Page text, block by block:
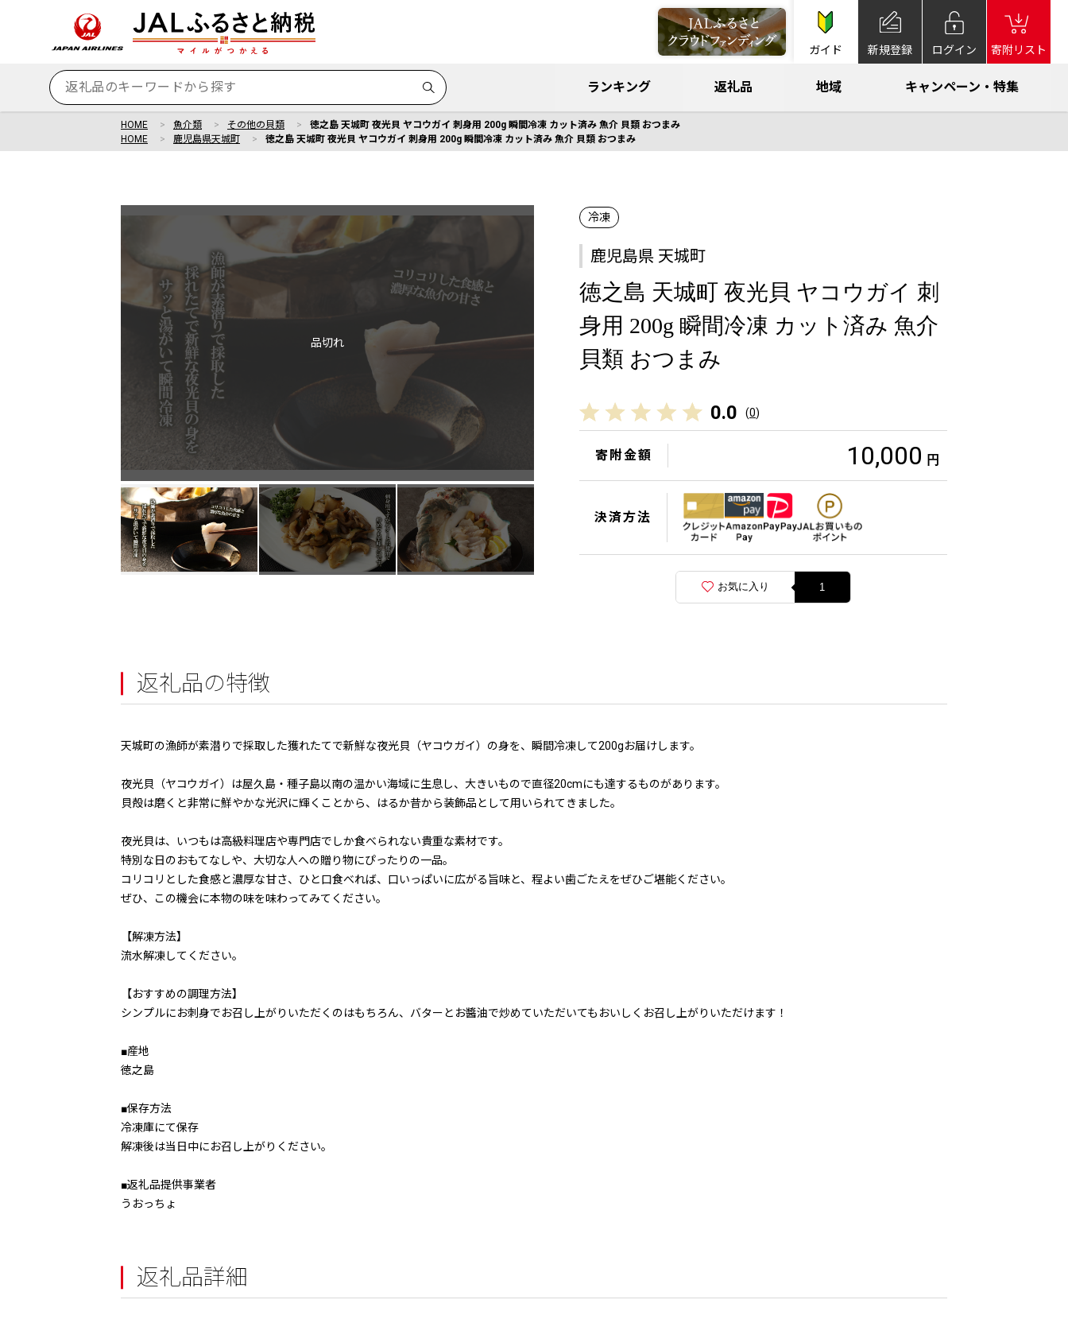
ガイド 新規登録 ログイン 寄附リスト
ランキング 返礼品 地域 キャンペーン・特集
HOME 魚介類 その他の貝類
徳之島 天城町 夜光貝 ヤコウガイ 刺身用 200g 瞬間冷凍 カット済み 魚介 貝類 おつまみ
HOME
鹿児島県天城町 徳之島 天城町 夜光貝 ヤコウガイ 刺身用 200g 瞬間冷凍 カット済み 魚介 貝類 おつまみ
冷凍
鹿児島県 天城町
徳之島 天城町 夜光貝 ヤコウガイ 刺
身用 200g 瞬間冷凍 カット済み 魚介
貝類 おつまみ
0.0 (0)
寄附金額 10,000 円
決済方法
お気に入り 1
品切れ
返礼品の特徴
天城町の漁師が素潜りで採取した獲れたてで新鮮な夜光貝（ヤコウガイ）の身を、瞬間冷凍して200gお届けします。
夜光貝（ヤコウガイ）は屋久島・種子島以南の温かい海域に生息し、大きいもので直径20cmにも達するものがあります。
貝殻は磨くと非常に鮮やかな光沢に輝くことから、はるか昔から装飾品として用いられてきました。
夜光貝は、いつもは高級料理店や専門店でしか食べられない貴重な素材です。
特別な日のおもてなしや、大切な人への贈り物にぴったりの一品。
コリコリとした食感と濃厚な甘さ、ひと口食べれば、口いっぱいに広がる旨味と、程よい歯ごたえをぜひご堪能ください。
ぜひ、この機会に本物の味を味わってみてください。
【解凍方法】
流水解凍してください。
【おすすめの調理方法】
シンプルにお刺身でお召し上がりいただくのはもちろん、バターとお醬油で炒めていただいてもおいしくお召し上がりいただけます！
■産地
徳之島
■保存方法
冷凍庫にて保存
解凍後は当日中にお召し上がりください。
■返礼品提供事業者
うおっちょ
返礼品詳細